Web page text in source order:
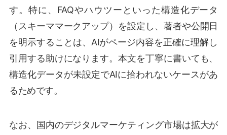
す。特に、FAQやハウツーといった構造化データ
（スキーママークアップ）を設定し、著者や公開日
を明示することは、AIがページ内容を正確に理解し
引用する助けになります。本文を丁寧に書いても、
構造化データが未設定でAIに拾われないケースがあ
るためです。
なお、国内のデジタルマーケティング市場は拡大が